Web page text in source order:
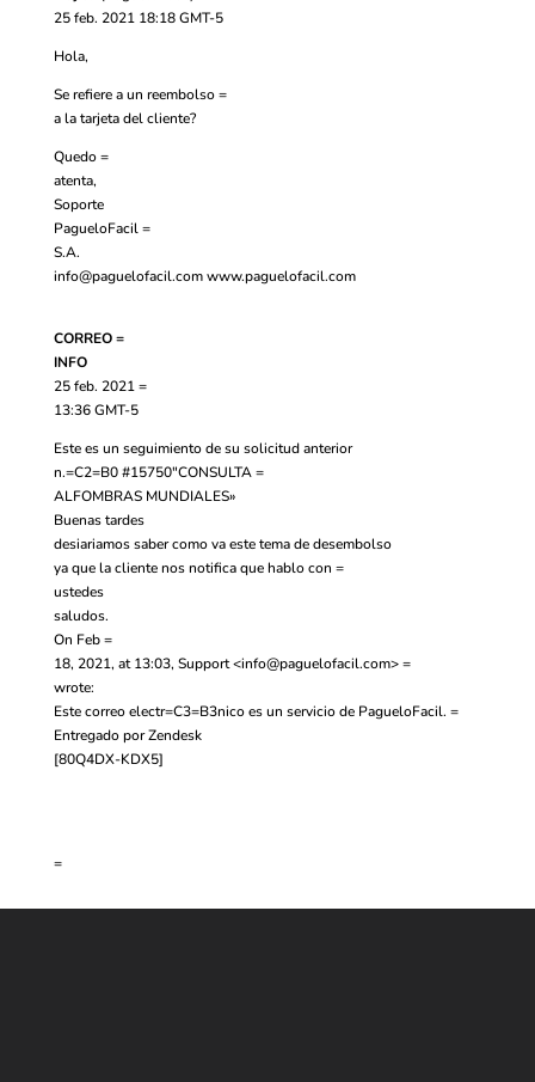
25 feb. 2021 18:18 GMT-5
Hola,
Se refiere a un reembolso =
a la tarjeta del cliente?
Quedo =
atenta,
Soporte
PagueloFacil =
S.A.
info@paguelofacil.com www.paguelofacil.com
CORREO =
INFO
25 feb. 2021 =
13:36 GMT-5
Este es un seguimiento de su solicitud anterior
n.=C2=B0 #15750″CONSULTA =
ALFOMBRAS MUNDIALES»
Buenas tardes
desiariamos saber como va este tema de desembolso
ya que la cliente nos notifica que hablo con =
ustedes
saludos.
On Feb =
18, 2021, at 13:03, Support <info@paguelofacil.com> =
wrote:
Este correo electr=C3=B3nico es un servicio de PagueloFacil. =
Entregado por Zendesk
[80Q4DX-KDX5]
=